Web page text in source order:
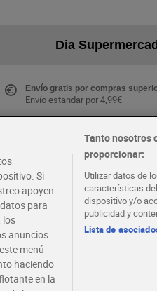
Dia
Envío gratis por compras
Envío estandar por 4,99€
Folletos y Tiendas
cercana
EMPLEO
Si
apoyen
para
los
anuncios
menú
haciendo
en la
Tanto nosotros
proporcionar:
Utilizar datos de
características
dispositivo y/o
publicidad y
Lista de